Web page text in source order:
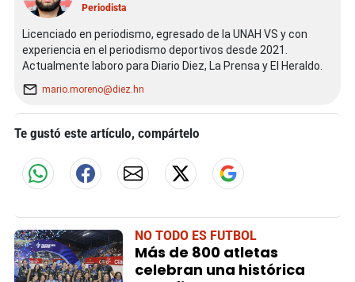
Periodista
Licenciado en periodismo, egresado de la UNAH VS y con
experiencia en el periodismo deportivos desde 2021.
Actualmente laboro para Diario Diez, La Prensa y El Heraldo.
mario.moreno@diez.hn
Te gustó este artículo, compártelo
NO TODO ES FUTBOL
Más de 800 atletas
celebran una histórica